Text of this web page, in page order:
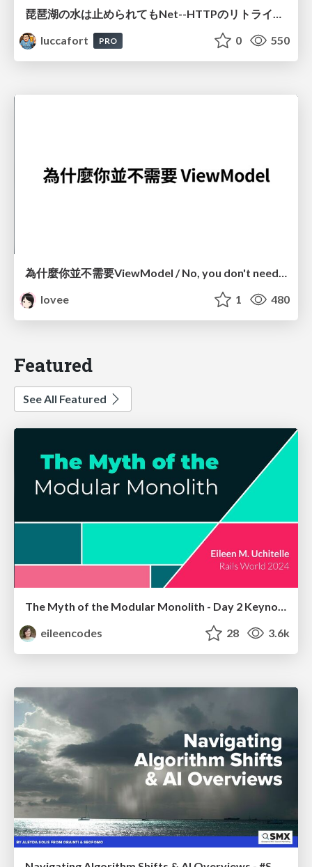
luccafort
PRO 0 550
為什麼你並不需要ViewModel / No, you don't need a ViewModel
lovee
1 480
Featured
See All Featured
The Myth of the Modular Monolith - Day 2 Keynote - Rails World 2024
eileencodes
28 3.6k